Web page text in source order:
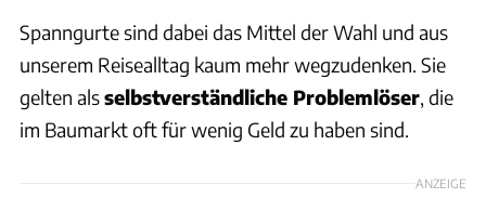
Spanngurte sind dabei das Mittel der Wahl und aus
unserem Reisealltag kaum mehr wegzudenken. Sie
gelten alsselbstverständliche Problemlöser, die
im Baumarkt oft für wenig Geld zu haben sind.
ANZEIGE